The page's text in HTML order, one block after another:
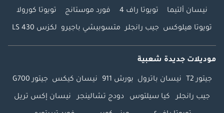
غسالات المصابيح
ضباب LED ومصابيح
إشارات انعطاف
جانبية LED على المرايا
نيسان ألتيما تويوتا راف 4 فورد موستانج تويوتا كورولا
تويوتا هيلوكس جيب رانجلر متسوبيشي باجيرو لكزس LS 430
موديلات جديدة شعبية
جيتور T2 نيسان باترول بورش 911 نيسان كيكس جيتور G700
جيب رانجلر كيا سيلتوس دودج تشالينجر نيسان إكس تريل